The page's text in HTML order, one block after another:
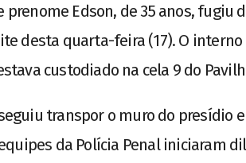
Edson, de 35 anos, fugiu
desta quarta-feira (17). O
custodiado na cela 9 do
transpor o muro do presídio
da Polícia Penal iniciaram